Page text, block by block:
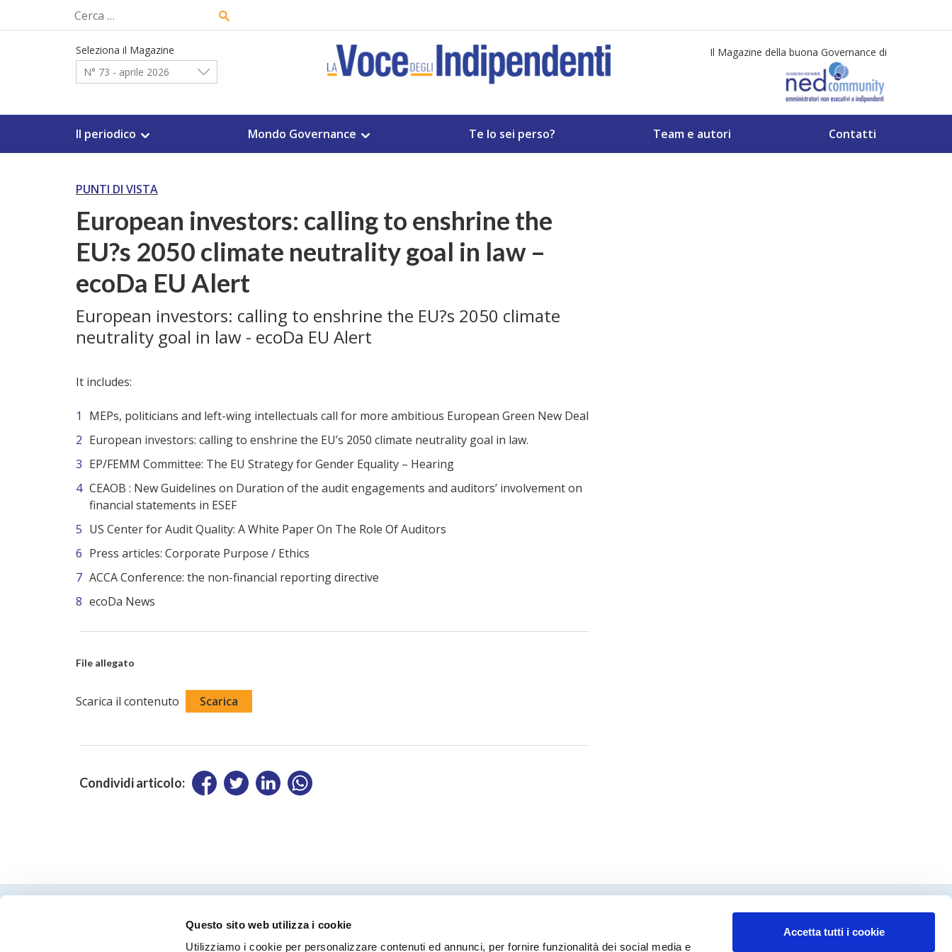
Questo sito web utilizza i cookie
Utilizziamo i cookie per personalizzare contenuti ed annunci, per fornire funzionalità dei social media e
Accetta tutti i cookie
Ricerca
per:
Seleziona il Magazine
N° 73 - aprile 2026
Il Magazine della buona Governance di
Il periodico Mondo Governance Te lo sei perso? Team e autori Contatti
PUNTI DI VISTA
European investors: calling to enshrine the
EU?s 2050 climate neutrality goal in law –
ecoDa EU Alert
European investors: calling to enshrine the EU?s 2050 climate
neutrality goal in law - ecoDa EU Alert
It includes:
MEPs, politicians and left-wing intellectuals call for more ambitious European Green New Deal
European investors: calling to enshrine the EU’s 2050 climate neutrality goal in law.
EP/FEMM Committee: The EU Strategy for Gender Equality – Hearing
CEAOB : New Guidelines on Duration of the audit engagements and auditors’ involvement on
financial statements in ESEF
US Center for Audit Quality: A White Paper On The Role Of Auditors
Press articles: Corporate Purpose / Ethics
ACCA Conference: the non-financial reporting directive
ecoDa News
File allegato
Scarica il contenuto Scarica
Condividi articolo:
Direttore responsabile Coordinamento editoriale